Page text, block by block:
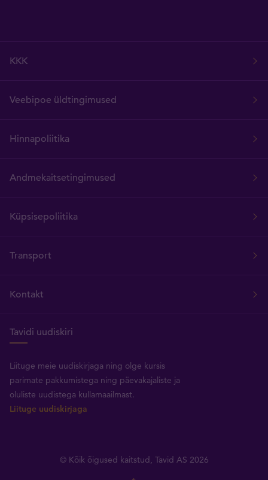
KKK
Veebipoe üldtingimused
Hinnapoliitika
Andmekaitsetingimused
Küpsisepoliitika
Transport
Kontakt
Tavidi uudiskiri
Liituge meie uudiskirjaga ning olge kursis
parimate pakkumistega ning päevakajaliste ja
oluliste uudistega kullamaailmast.
Liituge uudiskirjaga
© Kõik õigused kaitstud, Tavid AS 2026